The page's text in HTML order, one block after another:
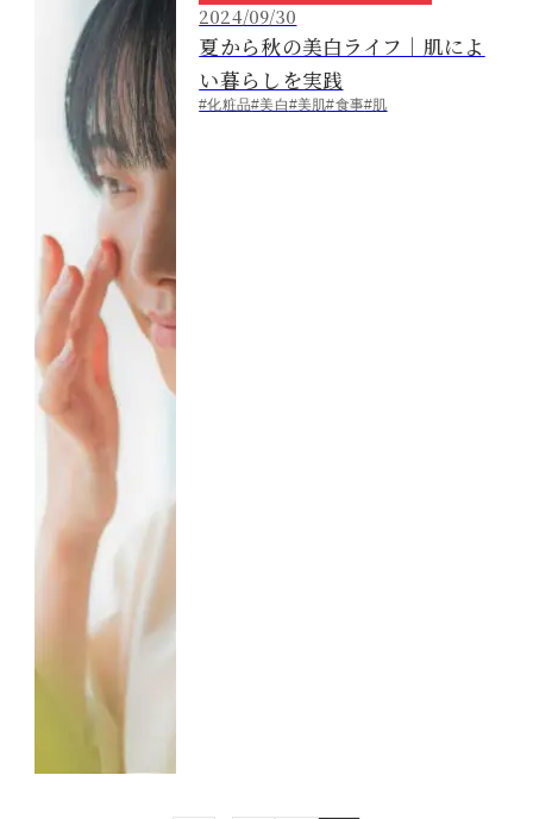
2024/09/30
夏から秋の美白ライフ｜肌によ
い暮らしを実践
#化粧品#美白#美肌#食事#肌